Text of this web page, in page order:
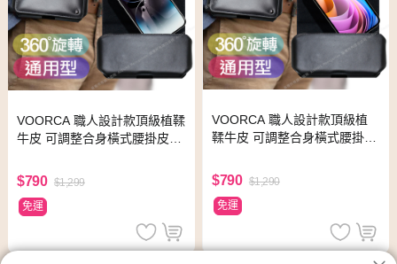
VOORCA 職人設計款頂級植鞣
牛皮 可調整合身橫式腰掛皮套f
$790 $1,299
免運
VOORCA 職人設計款頂級植
鞣牛皮 可調整合身橫式腰掛皮
$790 $1,290
免運